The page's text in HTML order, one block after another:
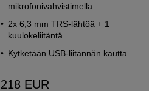
mikrofonivahvistimella
2x 6,3 mm TRS-lähtöä + 1
kuulokeliitäntä
Kytketään USB-liitännän kautta
218 EUR